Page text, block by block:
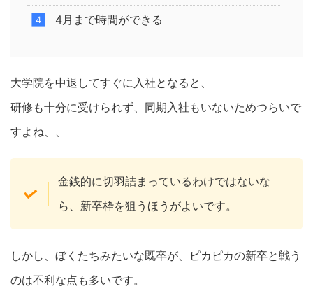
4月まで時間ができる
大学院を中退してすぐに入社となると、
研修も十分に受けられず、同期入社もいないためつらいで
すよね、、
金銭的に切羽詰まっているわけではないな
ら、新卒枠を狙うほうがよいです。
しかし、ぼくたちみたいな既卒が、ピカピカの新卒と戦う
のは不利な点も多いです。